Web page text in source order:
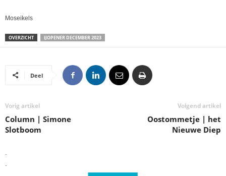
Moseikels
OVERZICHT IJOPENER DECEMBER 2023
Deel
Vorig artikel
Column | Simone
Slotboom
Volgend artikel
Oostommetje | het
Nieuwe Diep
.
.